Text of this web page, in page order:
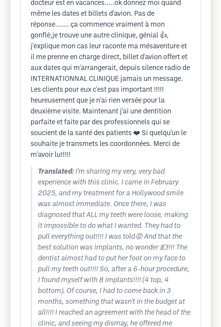
docteur est en vacances.....ok donnez moi quand
même les dates et billets d'avion. Pas de
réponse....... ça commence vraiment à mon
gonflé,je trouve une autre clinique, génial 👍,
j'explique mon cas leur raconte ma mésaventure et
il me prenne en charge direct, billet d'avion offert et
aux dates qui m'arrangerait, depuis silence radio de
INTERNATIONNAL CLINIQUE jamais un message.
Les clients pour eux c'est pas important !!!!!
heureusement que je n'ai rien versée pour la
deuxième visite. Maintenant j'ai une dentition
parfaite et faite par des professionnels qui se
soucient de la santé des patients ❤️ Si quelqu'un le
souhaite je transmets les coordonnées. Merci de
m'avoir lu!!!!!
Translated: I'm sharing my very, very bad
experience with this clinic. I came in February
2025, and my treatment for a Hollywood smile
was almost immediate. Once there, I was
diagnosed that ALL my teeth were loose, making
it impossible to do what I wanted. They had to
pull everything out!!!! I was told😡 And that the
best solution was implants, no wonder 💵!!!! The
dentist almost had to put her foot on my face to
pull my teeth out!!!! So, after a 6-hour procedure,
I found myself with 8 implants!!!! (4 top, 4
bottom). Of course, I had to come back in 3
months, something that wasn't in the budget at
all!!!! I reached an agreement with the head of the
clinic, and seeing my dismay, he offered me